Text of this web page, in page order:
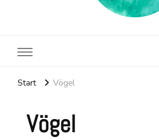
Start Vögel
Vögel